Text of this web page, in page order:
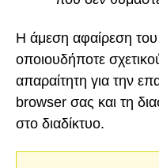
Η άμεση αφαίρεση
οποιουδήποτε
απαραίτητη για την
browser σας και τη
στο διαδίκτυο.